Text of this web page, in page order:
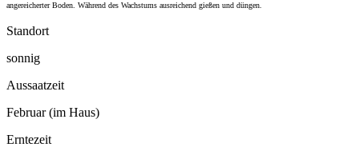
angereicherter Boden. Während des Wachstums ausreichend gießen und düngen.
Standort
sonnig
Aussaatzeit
Februar (im Haus)
Erntezeit